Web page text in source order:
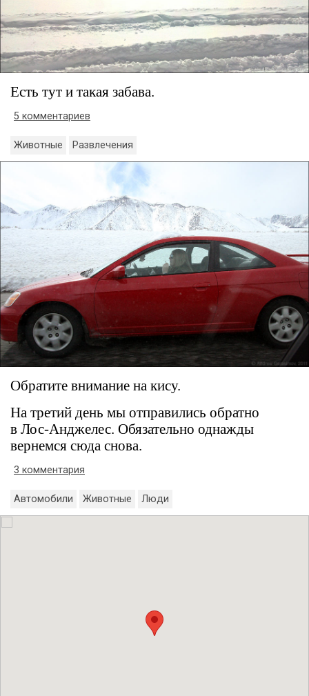
Есть тут и такая забава.
5 комментариев
Животные Развлечения
Обратите внимание на кису.
На третий день мы отправились обратно
в Лос-Анджелес. Обязательно однажды
вернемся сюда снова.
3 комментария
Автомобили Животные Люди